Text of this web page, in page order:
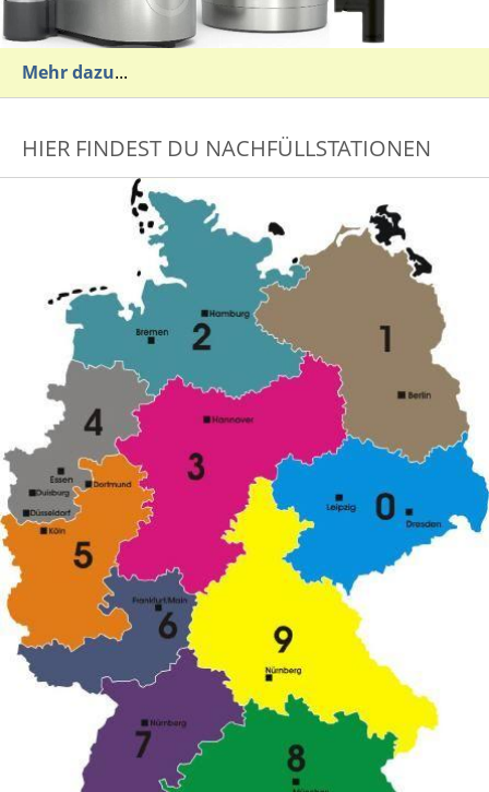
Mehr dazu...
HIER FINDEST DU NACHFÜLLSTATIONEN